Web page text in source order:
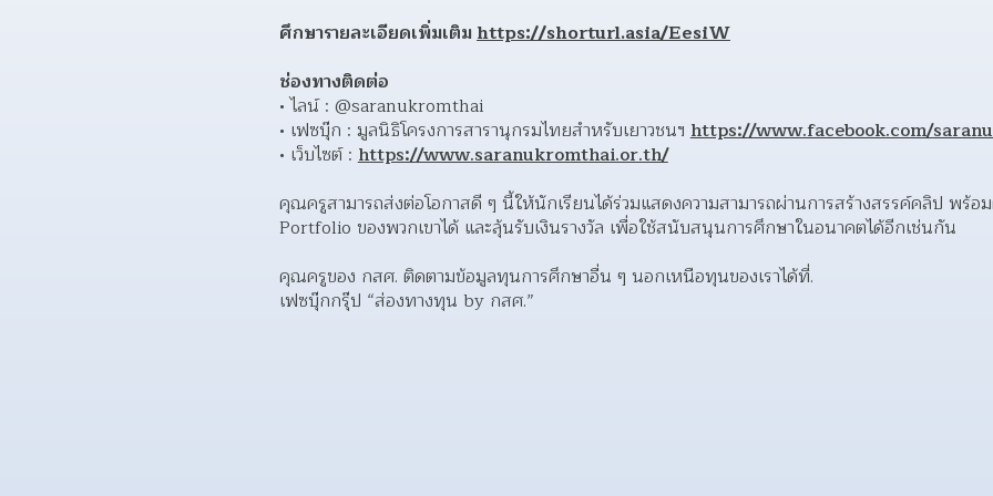
ศึกษารายละเอียดเพิ่มเติม https://shorturl.asia/EesiW
ช่องทางติดต่อ
ไลน์ : @saranukromthai
เฟซบุ๊ก : มูลนิธิโครงการสารานุกรมไทยสำหรับเยาวชนฯ https://www.facebook.com/
เว็บไซต์ : https://www.saranukromthai.or.th/
คุณครูสามารถส่งต่อโอกาสดี ๆ นี้ให้นักเรียนได้ร่วมแสดงความสามารถผ่านการสร้างสรรค์คลิป พร้
Portfolio ของพวกเขาได้ และลุ้นรับเงินรางวัล เพื่อใช้สนับสนุนการศึกษาในอนาคตได้อีกเช่นกัน
คุณครูของ กสศ. ติดตามข้อมูลทุนการศึกษาอื่น ๆ นอกเหนือทุนของเราได้ที่.
เฟซบุ๊กกรุ๊ป “ส่องทางทุน by กสศ.”